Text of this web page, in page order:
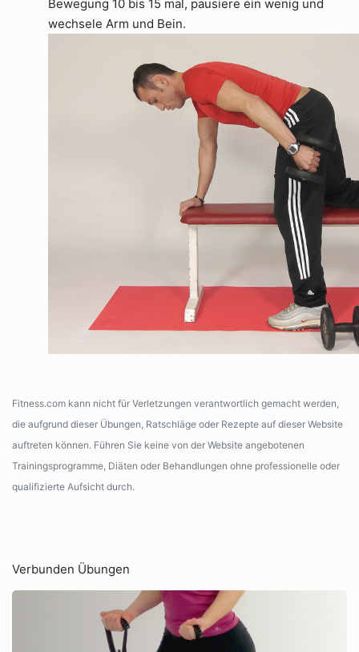
Bewegung 10 bis 15 mal, pausiere ein wenig und
wechsele Arm und Bein.
Fitness.com kann nicht für Verletzungen verantwortlich gemacht werden,
die aufgrund dieser Übungen, Ratschläge oder Rezepte auf dieser Website
auftreten können. Führen Sie keine von der Website angebotenen
Trainingsprogramme, Diäten oder Behandlungen ohne professionelle oder
qualifizierte Aufsicht durch.
Verbunden Übungen